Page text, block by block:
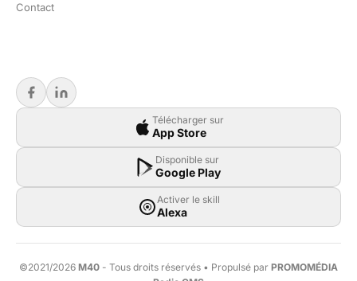
Contact
Télécharger sur
App Store
Disponible sur
Google Play
Activer le skill
Alexa
©2021/2026 M40 - Tous droits réservés • Propulsé par PROMOMÉDIA